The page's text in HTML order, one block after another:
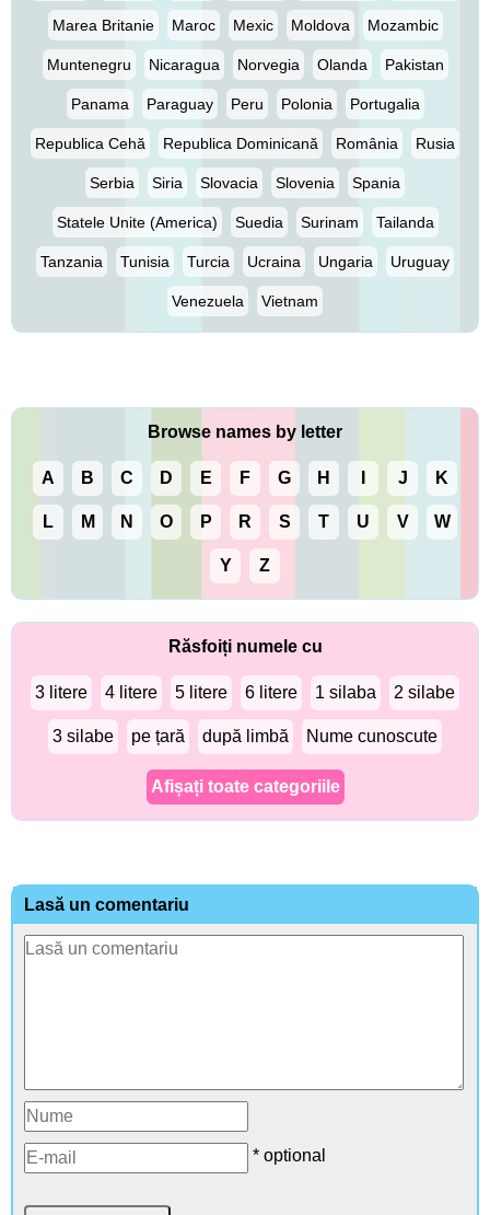
Marea Britanie Maroc Mexic Moldova Mozambic
Muntenegru Nicaragua Norvegia Olanda Pakistan
Panama Paraguay Peru Polonia Portugalia
Republica Cehă Republica Dominicană România Rusia
Serbia Siria Slovacia Slovenia Spania
Statele Unite (America) Suedia Surinam Tailanda
Tanzania Tunisia Turcia Ucraina Ungaria Uruguay
Venezuela Vietnam
Browse names by letter
A B C D E F G H J K
L M N O P R S T U V W
Y Z
Răsfoiți numele cu
3 litere 4 litere 5 litere 6 litere 1 silaba 2 silabe
3 silabe pe țară după limbă Nume cunoscute
Afișați toate categoriile
Lasă un comentariu
* optional